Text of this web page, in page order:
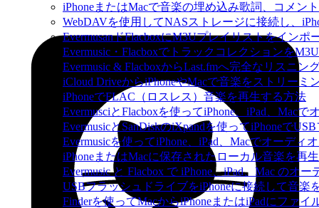
iPhoneまたはMacで音楽の埋め込み歌詞、コメン
WebDAVを使用してNASストレージに接続し、
EvermusanドFlacboxにM3Uプレイリストをインポ
Evermusic・Flacboxでトラックコレクションを
Evermusic & FlacboxからLast.fmへ完全なリスニン
iCloud DriveからiPhoneやMacで音楽をストリーミ
iPhoneでFLAC（ロスレス）音楽を再生する方法
EvermusciとFlacboxを使ってiPhone、iPad、Mac
EvermusicとSanDiskのiXpandを使ってiPhoneで
Evermusicを使ってiPhone、iPad、Macでオーディ
iPhoneまたはMacに保存されたローカル音楽を再
Evermusic と Flacbox で iPhone、iPad、Mac のオ
USBフラッシュドライブをiPhoneに接続して音楽
Finderを使ってMacからiPhoneまたはiPadにファイ